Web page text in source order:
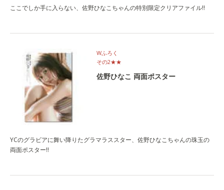
ここでしか手に入らない、佐野ひなこちゃんの特別限定クリアファイル!!
Wふろく
その2★★
佐野ひなこ 両面ポスター
YCのグラビアに舞い降りたグラマラススター、佐野ひなこちゃんの珠玉の
両面ポスター!!